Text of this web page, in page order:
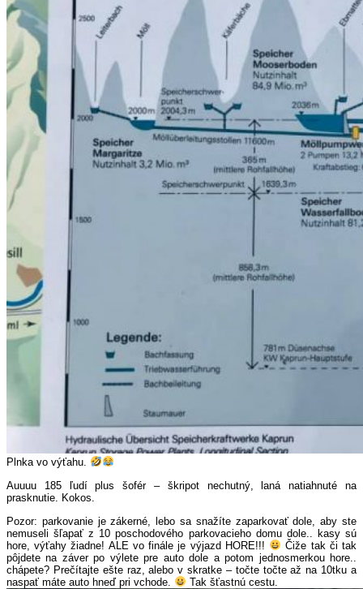
Plnka vo výťahu.
Auuuu 185 ľudí plus šofér – škripot nechutný, laná natiahnuté na
prasknutie. Kokos.
Pozor: parkovanie je zákerné, lebo sa snažíte zaparkovať dole, aby ste
nemuseli šľapať z 10 poschodového parkovacieho domu dole.. kasy sú
hore, výťahy žiadne! ALE vo finále je výjazd HORE!!!
Čiže tak či tak
pôjdete na záver po výlete pre auto dole a potom jednosmerkou hore..
chápete? Prečítajte ešte raz, alebo v skratke – točte točte až na 10tku a
naspať máte auto hneď pri vchode.
Tak šťastnú cestu.